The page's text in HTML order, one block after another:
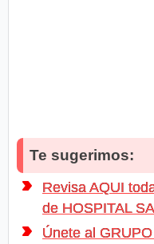
Te sugerimos:
Revisa AQUI
de HOSPITAL
Únete al